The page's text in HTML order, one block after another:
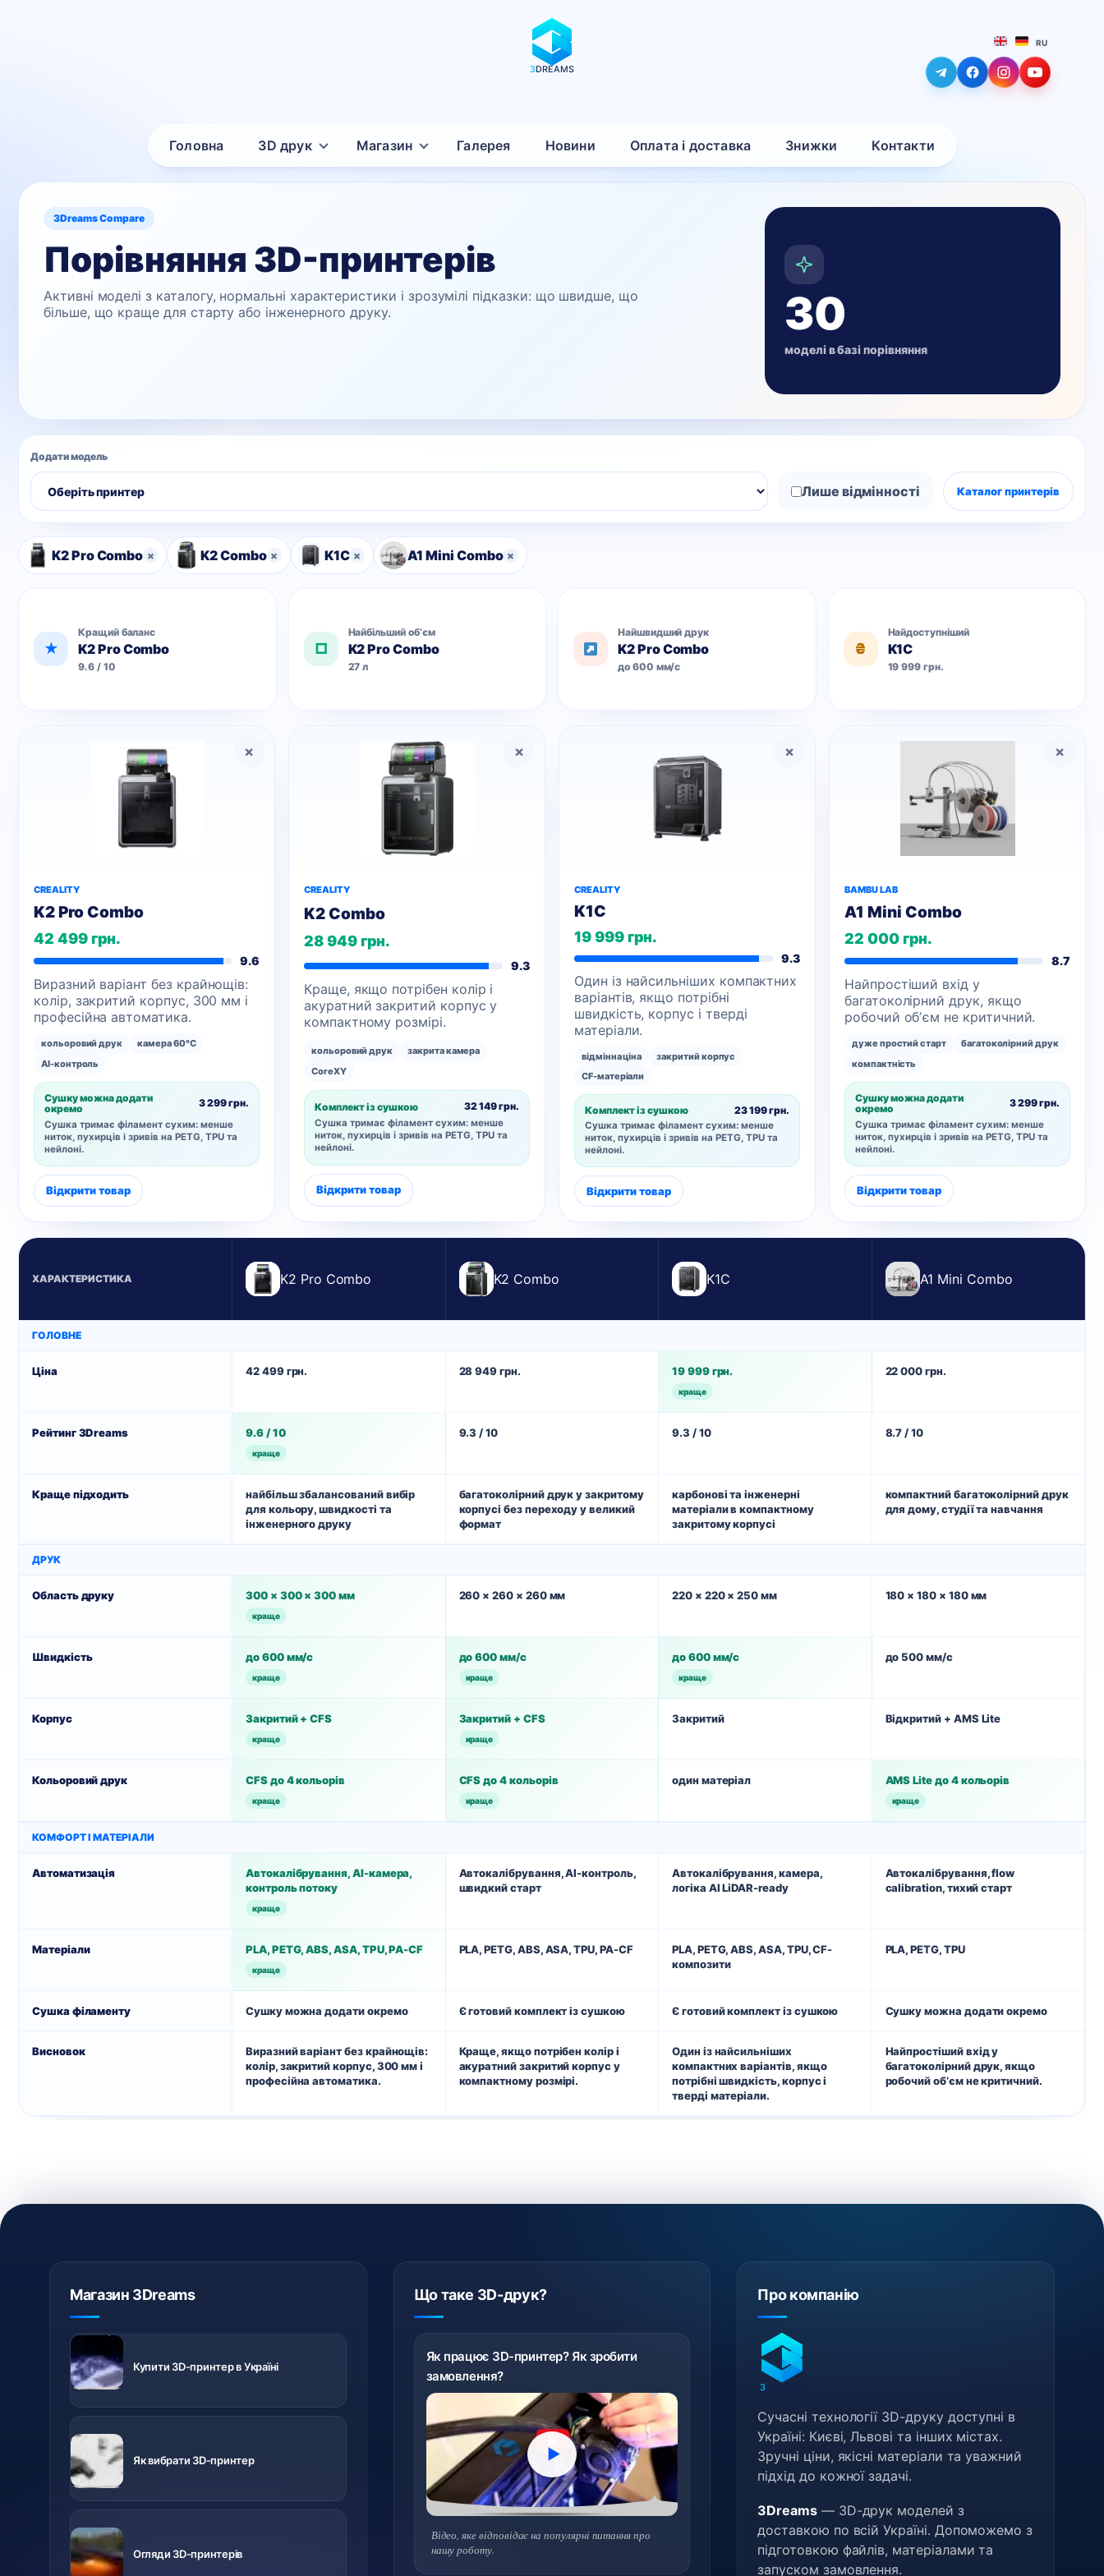
3DREAMS
Головна 3D друк Магазин Галерея Новини Оплата і доставка Знижки Контакти
RU
3Dreams Compare
Порівняння 3D-принтерів
Активні моделі з каталогу, нормальні характеристики і зрозумілі підказки: що швидше, що
більше, що краще для старту або інженерного друку.
30
моделі в базі порівняння
Додати модель
Лише відмінності Каталог принтерів
K2 Pro Combo × K2 Combo × K1C × A1 Mini Combo ×
★
Кращий баланс
K2 Pro Combo
9.6 / 10
□
Найбільший обʼєм
K2 Pro Combo
27 л
Найшвидший друк
K2 Pro Combo
до 600 мм/с
₴
Найдоступніший
K1C
19 999 грн.
×
CREALITY
K2 Pro Combo
42 499 грн.
9.6
Виразний варіант без крайнощів:
колір, закритий корпус, 300 мм і
професійна автоматика.
кольоровий друк
камера 60°C
AI-контроль
Сушку можна додати
окремо
3 299 грн.
Сушка тримає філамент сухим: менше
ниток, пухирців і зривів на PETG, TPU та
нейлоні.
Відкрити товар
×
CREALITY
K2 Combo
28 949 грн.
9.3
Краще, якщо потрібен колір і
акуратний закритий корпус у
компактному розмірі.
кольоровий друк
закрита камера
CoreXY
Комплект із сушкою 32 149 грн.
Сушка тримає філамент сухим: менше
ниток, пухирців і зривів на PETG, TPU та
нейлоні.
Відкрити товар
×
CREALITY
K1C
19 999 грн.
9.3
Один із найсильніших компактних
варіантів, якщо потрібні
швидкість, корпус і тверді
матеріали.
відмінна ціна
закритий корпус
CF-матеріали
Комплект із сушкою 23 199 грн.
Сушка тримає філамент сухим: менше
ниток, пухирців і зривів на PETG, TPU та
нейлоні.
Відкрити товар
×
BAMBU LAB
A1 Mini Combo
22 000 грн.
8.7
Найпростіший вхід у
багатоколірний друк, якщо
робочий обʼєм не критичний.
дуже простий старт
багатоколірний друк
компактність
Сушку можна додати
окремо
3 299 грн.
Сушка тримає філамент сухим: менше
ниток, пухирців і зривів на PETG, TPU та
нейлоні.
Відкрити товар
ХАРАКТЕРИСТИКА K2 Pro Combo K2 Combo K1C A1 Mini Combo
ГОЛОВНЕ
Ціна 42 499 грн. 28 949 грн. 19 999 грн.
краще
22 000 грн.
Рейтинг 3Dreams 9.6 / 10
краще
9.3 / 10 9.3 / 10 8.7 / 10
Краще підходить
найбільш збалансований вибір
для кольору, швидкості та
інженерного друку
багатоколірний друк у закритому
корпусі без переходу у великий
формат
карбонові та інженерні
матеріали в компактному
закритому корпусі
компактний багатоколірний друк
для дому, студії та навчання
ДРУК
Область друку 300 × 300 × 300 мм
краще
260 × 260 × 260 мм 220 × 220 × 250 мм 180 × 180 × 180 мм
Швидкість до 600 мм/с
краще
до 600 мм/с
краще
до 600 мм/с
краще
до 500 мм/с
Корпус Закритий + CFS
краще
Закритий + CFS
краще
Закритий Відкритий + AMS Lite
Кольоровий друк CFS до 4 кольорів
краще
CFS до 4 кольорів
краще
один матеріал AMS Lite до 4 кольорів
краще
КОМФОРТ І МАТЕРІАЛИ
Автоматизація
Автокалібрування, AI-камера,
контроль потоку
краще
Автокалібрування, AI-контроль,
швидкий старт
Автокалібрування, камера,
логіка AI LiDAR-ready
Автокалібрування, flow
calibration, тихий старт
Матеріали PLA, PETG, ABS, ASA, TPU, PA-CF
краще
PLA, PETG, ABS, ASA, TPU, PA-CF
PLA, PETG, ABS, ASA, TPU, CF-
композити
PLA, PETG, TPU
Сушка філаменту Сушку можна додати окремо Є готовий комплект із сушкою Є готовий комплект із сушкою Сушку можна додати окремо
Висновок
Виразний варіант без крайнощів:
колір, закритий корпус, 300 мм і
професійна автоматика.
Краще, якщо потрібен колір і
акуратний закритий корпус у
компактному розмірі.
Один із найсильніших
компактних варіантів, якщо
потрібні швидкість, корпус і
тверді матеріали.
Найпростіший вхід у
багатоколірний друк, якщо
робочий обʼєм не критичний.
Магазин 3Dreams
Купити 3D-принтер в Україні
з доставкою
по Україні
Як вибрати 3D-принтер
Важливо
знати перед
купівлею
Огляди 3D-принтерів
Відео про
різні
принтери
Що таке 3D-друк?
Як працює 3D-принтер? Як зробити
замовлення?
Відео, яке відповідає на популярні питання про
нашу роботу.
Про компанію
3
Сучасні технології 3D-друку доступні в
Україні: Києві, Львові та інших містах.
Зручні ціни, якісні матеріали та уважний
підхід до кожної задачі.
3Dreams— 3D-друк моделей з
доставкою по всій Україні. Допоможемо з
підготовкою файлів, матеріалами та
запуском замовлення.